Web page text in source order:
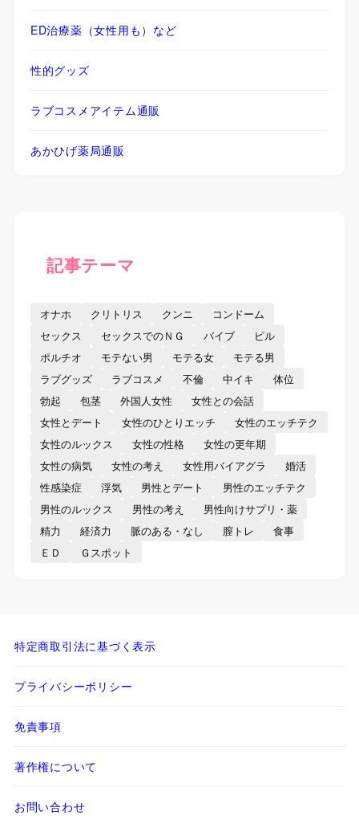
ED治療薬（女性用も）など
性的グッズ
ラブコスメアイテム通販
あかひげ薬局通販
記事テーマ
オナホ クリトリス クンニ
コンドーム
セックス
セックスでのＮＧ バイブ
ピル
ポルチオ
モテない男 モテる女
モテる男
ラブグッズ
ラブコスメ 不倫 中イキ
体位
勃起
包茎 外国人女性
女性との会話
女性とデート
女性のひとりエッチ
女性のエッチテク
女性のルックス
女性の性格
女性の更年期
女性の病気
女性の考え 女性用バイアグラ
婚活
性感染症
浮気 男性とデート
男性のエッチテク
男性のルックス
男性の考え
男性向けサプリ・薬
精力
経済力 脈のある・なし 膣トレ
食事
ＥＤ
Ｇスポット
特定商取引法に基づく表示
プライバシーポリシー
免責事項
著作権について
お問い合わせ